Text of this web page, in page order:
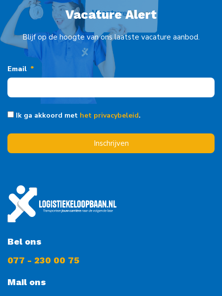
Vacature Alert
Blijf op de hoogte van ons laatste vacature aanbod.
Email
Ik ga akkoord met het privacybeleid.
Inschrijven
Bel ons
077 - 230 00 75
Mail ons